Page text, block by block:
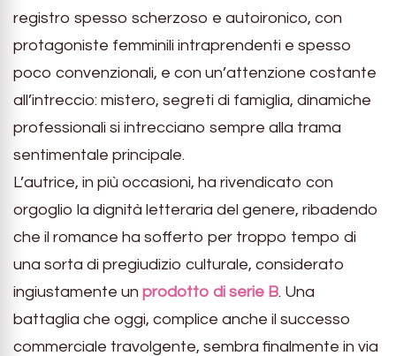
registro spesso scherzoso e autoironico, con
protagoniste femminili intraprendenti e spesso
poco convenzionali, e con un’attenzione costante
all’intreccio: mistero, segreti di famiglia, dinamiche
professionali si intrecciano sempre alla trama
sentimentale principale.
L’autrice, in più occasioni, ha rivendicato con
orgoglio la dignità letteraria del genere, ribadendo
che il romance ha sofferto per troppo tempo di
una sorta di pregiudizio culturale, considerato
ingiustamente un prodotto di serie B. Una
battaglia che oggi, complice anche il successo
commerciale travolgente, sembra finalmente in via